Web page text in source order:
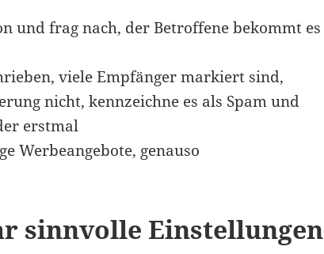
und frag nach, der Betroffene bekommt es
viele Empfänger markiert sind,
nicht, kennzeichne es als Spam und
erstmal
Werbeangebote, genauso
sinnvolle Einstellungen